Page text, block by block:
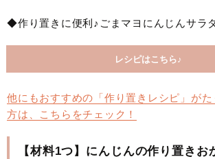
◆作り置きに便利♪ごまマヨにんじんサラ
レシピはこちら♪
他にもおすすめの「作り置きレシピ」が
方は、こちらをチェック！
【材料1つ】にんじんの作り置き